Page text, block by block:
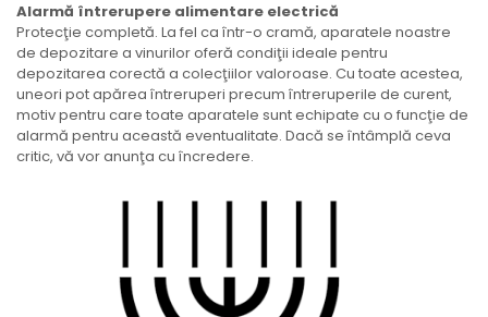
Alarmă întrerupere alimentare electrică
Protecţie completă. La fel ca într-o cramă, aparatele noastre
de depozitare a vinurilor oferă condiţii ideale pentru
depozitarea corectă a colecţiilor valoroase. Cu toate acestea,
uneori pot apărea întreruperi precum întreruperile de curent,
motiv pentru care toate aparatele sunt echipate cu o funcţie de
alarmă pentru această eventualitate. Dacă se întâmplă ceva
critic, vă vor anunţa cu încredere.